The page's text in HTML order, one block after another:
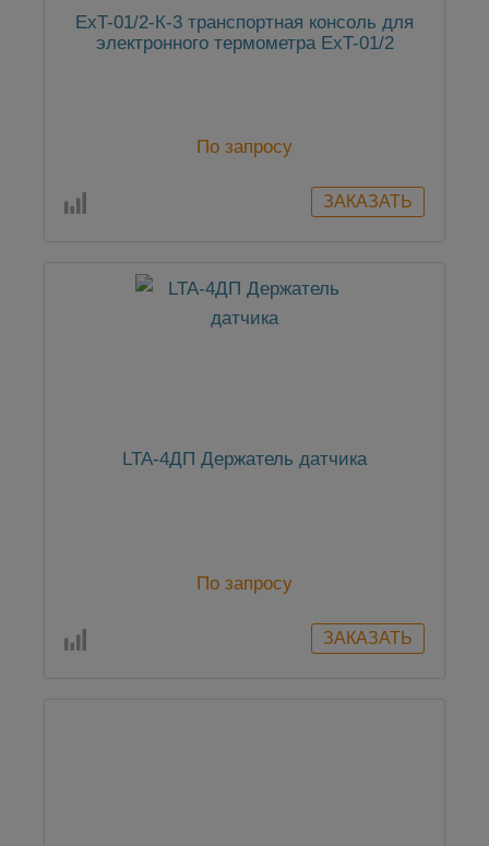
ExT-01/2-К-3 транспортная консоль для
электронного термометра ExT-01/2
По запросу
LTA-4ДП Держатель датчика
По запросу